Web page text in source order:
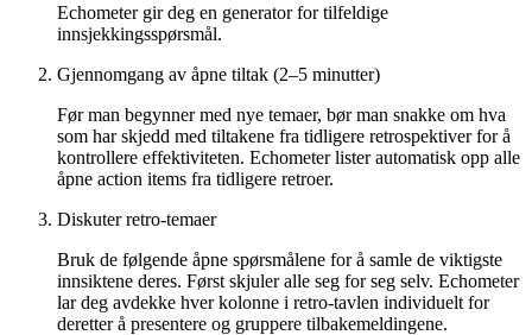
Echometer gir deg en generator for tilfeldige
innsjekkingsspørsmål.
Gjennomgang av åpne tiltak (2–5 minutter)
Før man begynner med nye temaer, bør man snakke om hva
som har skjedd med tiltakene fra tidligere retrospektiver for å
kontrollere effektiviteten. Echometer lister automatisk opp alle
åpne action items fra tidligere retroer.
Diskuter retro-temaer
Bruk de følgende åpne spørsmålene for å samle de viktigste
innsiktene deres. Først skjuler alle seg for seg selv. Echometer
lar deg avdekke hver kolonne i retro-tavlen individuelt for
deretter å presentere og gruppere tilbakemeldingene.